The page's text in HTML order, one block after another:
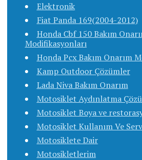
Elektronik
Fiat Panda 169(2004-2012)
Honda Cbf 150 Bakım
Modifikasyonları
Honda Pcx Bakım Onarım
Kamp Outdoor Çözümler
Lada Niva Bakım Onarım
Motosiklet Aydınlatma
Motosiklet Boya ve
Motosiklet Kullanım Ve
Motosiklete Dair
Motosikletlerim